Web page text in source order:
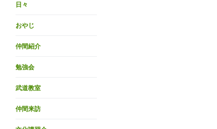
日々
おやじ
仲間紹介
勉強会
武道教室
仲間来訪